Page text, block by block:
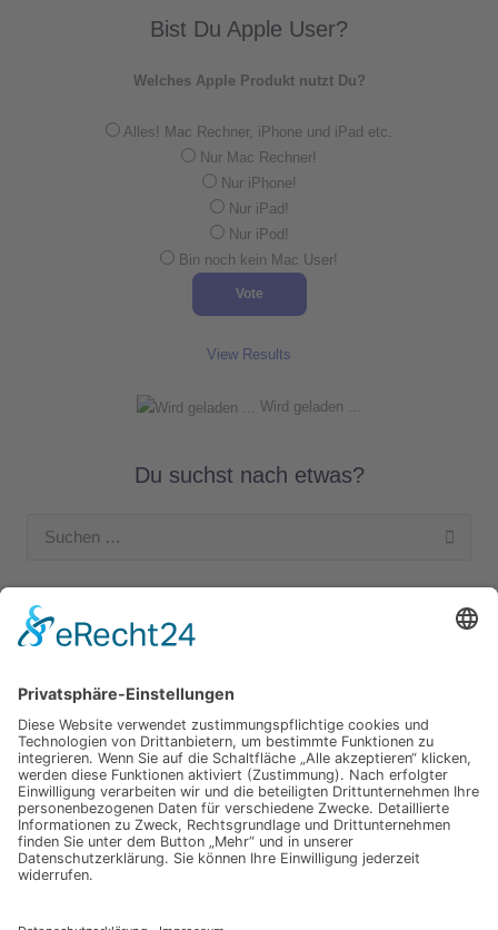
Bist Du Apple User?
Welches Apple Produkt nutzt Du?
Alles! Mac Rechner, iPhone und iPad etc.
Nur Mac Rechner!
Nur iPhone!
Nur iPad!
Nur iPod!
Bin noch kein Mac User!
View Results
Wird geladen ...
Du suchst nach etwas?
Suchen
Unsere Kategorien
Apple Intern
Apple Software
Nützliches Apple Zubehör
Gut zu wissen
iPad und iPod
iPhone
OSX